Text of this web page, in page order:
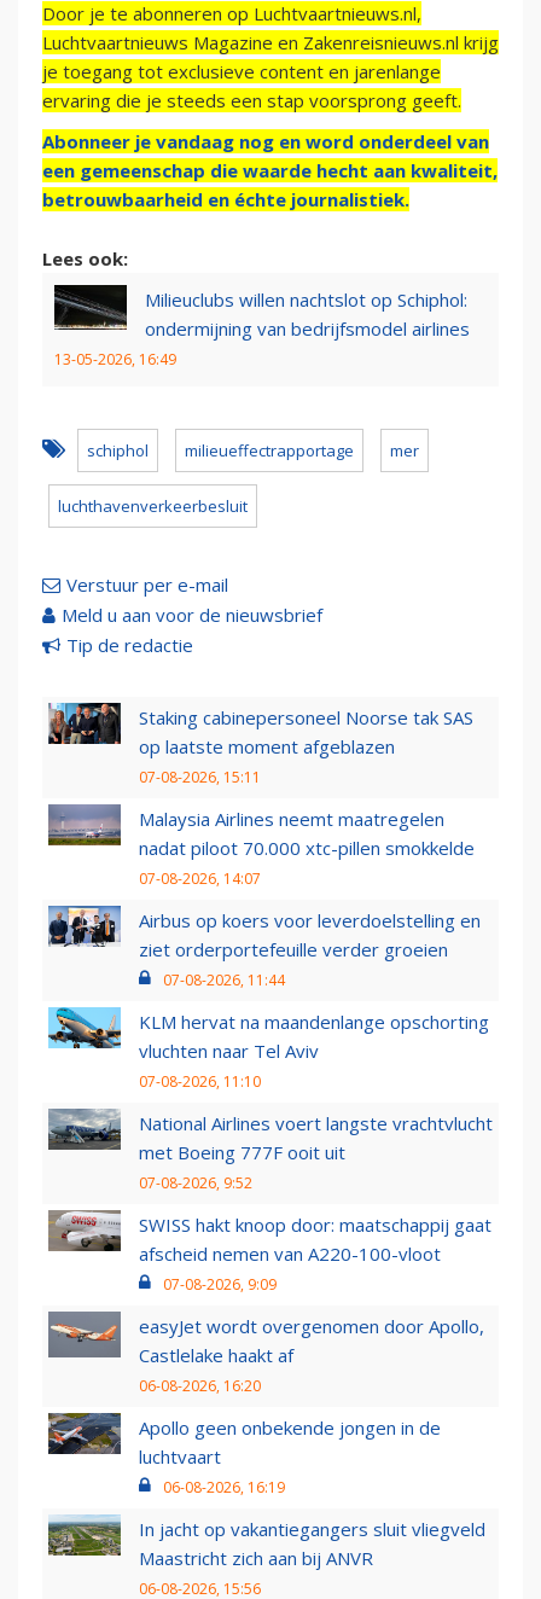
Door je te abonneren op Luchtvaartnieuws.nl,
Luchtvaartnieuws Magazine en Zakenreisnieuws.nl krijg
je toegang tot exclusieve content en jarenlange
ervaring die je steeds een stap voorsprong geeft.
Abonneer je vandaag nog en word onderdeel van
een gemeenschap die waarde hecht aan kwaliteit,
betrouwbaarheid en échte journalistiek.
Lees ook:
Milieuclubs willen nachtslot op Schiphol:
ondermijning van bedrijfsmodel airlines
13-05-2026, 16:49
schiphol milieueffectrapportage mer
luchthavenverkeerbesluit
Verstuur per e-mail
Meld u aan voor de nieuwsbrief
Tip de redactie
Staking cabinepersoneel Noorse tak SAS
op laatste moment afgeblazen
07-08-2026, 15:11
Malaysia Airlines neemt maatregelen
nadat piloot 70.000 xtc-pillen smokkelde
07-08-2026, 14:07
Airbus op koers voor leverdoelstelling en
ziet orderportefeuille verder groeien
07-08-2026, 11:44
KLM hervat na maandenlange opschorting
vluchten naar Tel Aviv
07-08-2026, 11:10
National Airlines voert langste vrachtvlucht
met Boeing 777F ooit uit
07-08-2026, 9:52
SWISS hakt knoop door: maatschappij gaat
afscheid nemen van A220-100-vloot
07-08-2026, 9:09
easyJet wordt overgenomen door Apollo,
Castlelake haakt af
06-08-2026, 16:20
Apollo geen onbekende jongen in de
luchtvaart
06-08-2026, 16:19
In jacht op vakantiegangers sluit vliegveld
Maastricht zich aan bij ANVR
06-08-2026, 15:56